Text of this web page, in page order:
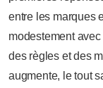
entre les marques
modestement
des règles et des
augmente, le tout